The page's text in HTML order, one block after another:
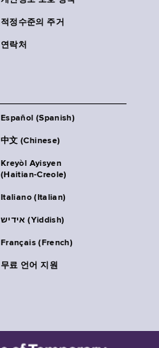
적정수준의 주거
연락처
Español (Spanish)
中文 (Chinese)
Kreyòl Ayisyen
(Haitian-Creole)
Italiano (Italian)
אידיש (Yiddish)
Français (French)
무료 언어 지원